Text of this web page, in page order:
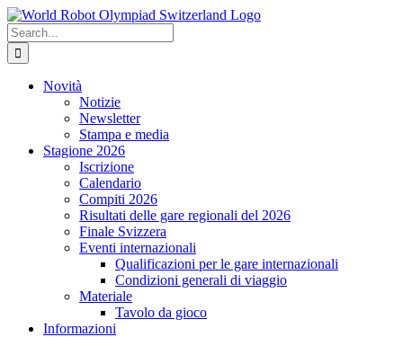
Skip
to
content
Search
for:
Novità
Notizie
Newsletter
Stampa e media
Stagione 2026
Iscrizione
Calendario
Compiti 2026
Risultati delle gare regionali del 2026
Finale Svizzera
Eventi internazionali
Qualificazioni per le gare internazionali
Condizioni generali di viaggio
Materiale
Tavolo da gioco
Informazioni